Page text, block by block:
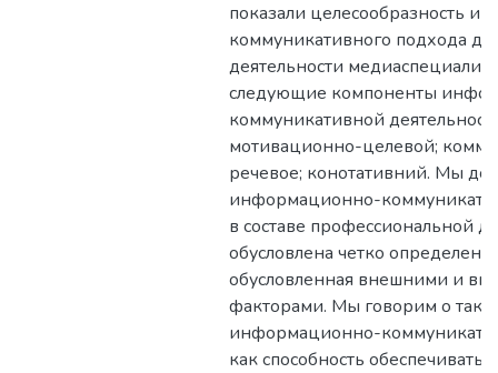
показали целесообразность
коммуникативного подхода
деятельности
следующие компоненты
коммуникативной
мотивационно-целевой;
речевое; конотативний. Мы
информационно-
в составе профессиональной
обусловлена четко
обусловленная внешними и
факторами. Мы говорим о
информационно-
как способность обеспечивать